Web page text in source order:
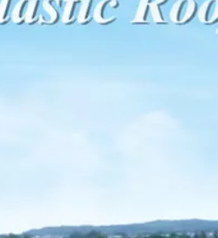
Pусский